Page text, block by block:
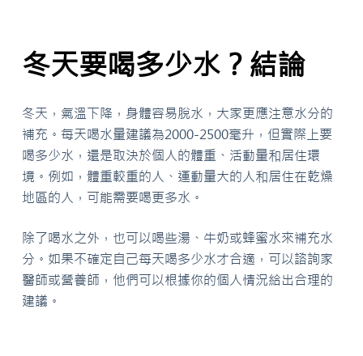
冬天要喝多少水？結論
冬天，氣溫下降，身體容易脫水，大家更應注意水分的
補充。每天喝水量建議為2000-2500毫升，但實際上要
喝多少水，還是取決於個人的體重、活動量和居住環
境。例如，體重較重的人、運動量大的人和居住在乾燥
地區的人，可能需要喝更多水。
除了喝水之外，也可以喝些湯、牛奶或蜂蜜水來補充水
分。如果不確定自己每天喝多少水才合適，可以諮詢家
醫師或營養師，他們可以根據你的個人情況給出合理的
建議。